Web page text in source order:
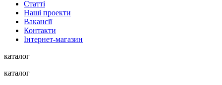
Статті
Наші проекти
Вакансії
Контакти
Інтернет-магазин
каталог
каталог